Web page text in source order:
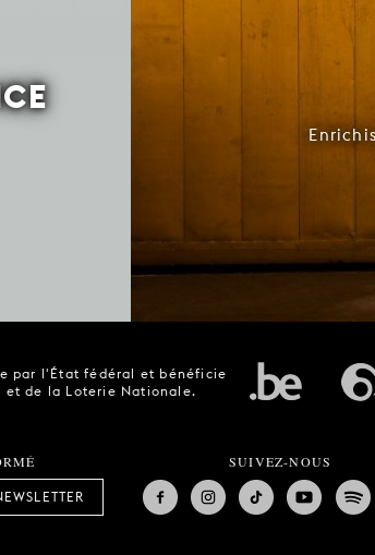
par l'État fédéral et bénéficie
et de la Loterie Nationale.
SUIVEZ-NOUS